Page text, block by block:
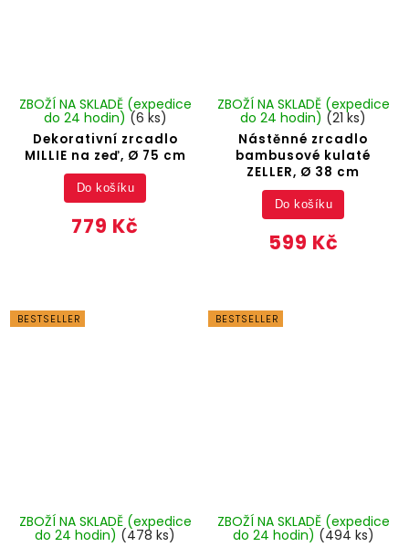
Dekorativní zrcadlo
MILLIE na zeď, Ø 75 cm
ZBOŽÍ NA SKLADĚ (expedice
do 24 hodin) (6 ks)
779 Kč
Do košíku
Nástěnné zrcadlo
bambusové kulaté
ZELLER, Ø 38 cm
ZBOŽÍ NA SKLADĚ (expedice
do 24 hodin) (21 ks)
599 Kč
Do košíku
BESTSELLER
ZBOŽÍ NA SKLADĚ (expedice
do 24 hodin) (478 ks)
BESTSELLER
ZBOŽÍ NA SKLADĚ (expedice
do 24 hodin) (494 ks)